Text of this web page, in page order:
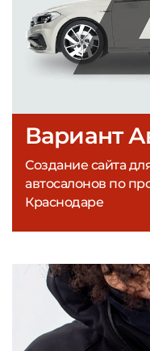
Вариант
Создание сайта
автосалонов по
Краснодаре